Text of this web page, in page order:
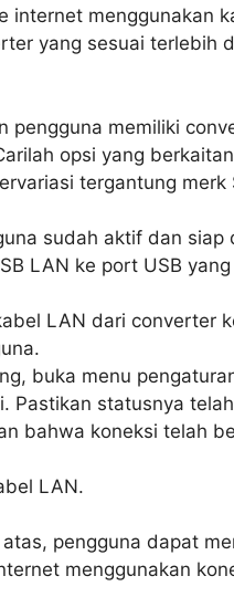
internet menggunakan
yang sesuai terlebih
pengguna memiliki
opsi yang
tergantung merk
sudah aktif dan siap
LAN ke port USB
LAN dari converter
buka menu
Pastikan statusnya
bahwa koneksi telah
LAN.
pengguna dapat
menggunakan